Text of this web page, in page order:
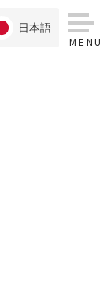
日本語